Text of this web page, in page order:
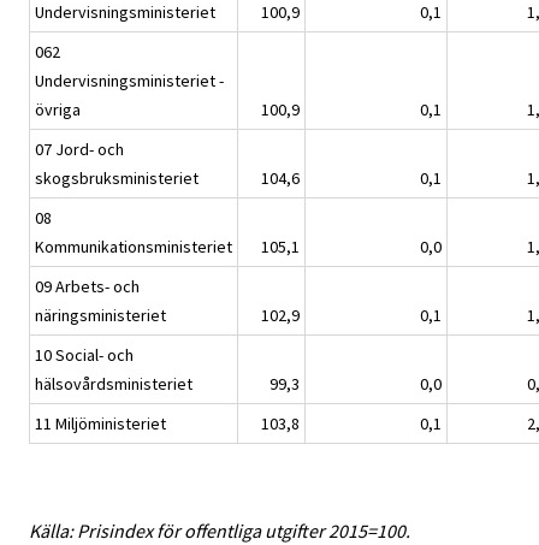
Undervisningsministeriet
100,9 0,1
062
Undervisningsministeriet -
övriga
100,9 0,1
07 Jord- och
skogsbruksministeriet
104,6 0,1
08
Kommunikationsministeriet
105,1 0,0
09 Arbets- och
näringsministeriet
102,9 0,1
10 Social- och
hälsovårdsministeriet
99,3 0,0
11 Miljöministeriet
103,8 0,1
Källa: Prisindex för offentliga utgifter 2015=100.